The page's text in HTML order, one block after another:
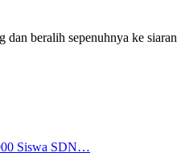
dan beralih sepenuhnya ke siaran
Siswa SDN…